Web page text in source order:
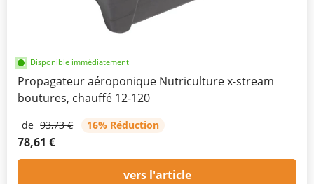
Disponible immédiatement
Propagateur aéroponique Nutriculture x-stream
boutures, chauffé 12-120
de 93,73 € 16% Réduction
78,61 €
vers l'article